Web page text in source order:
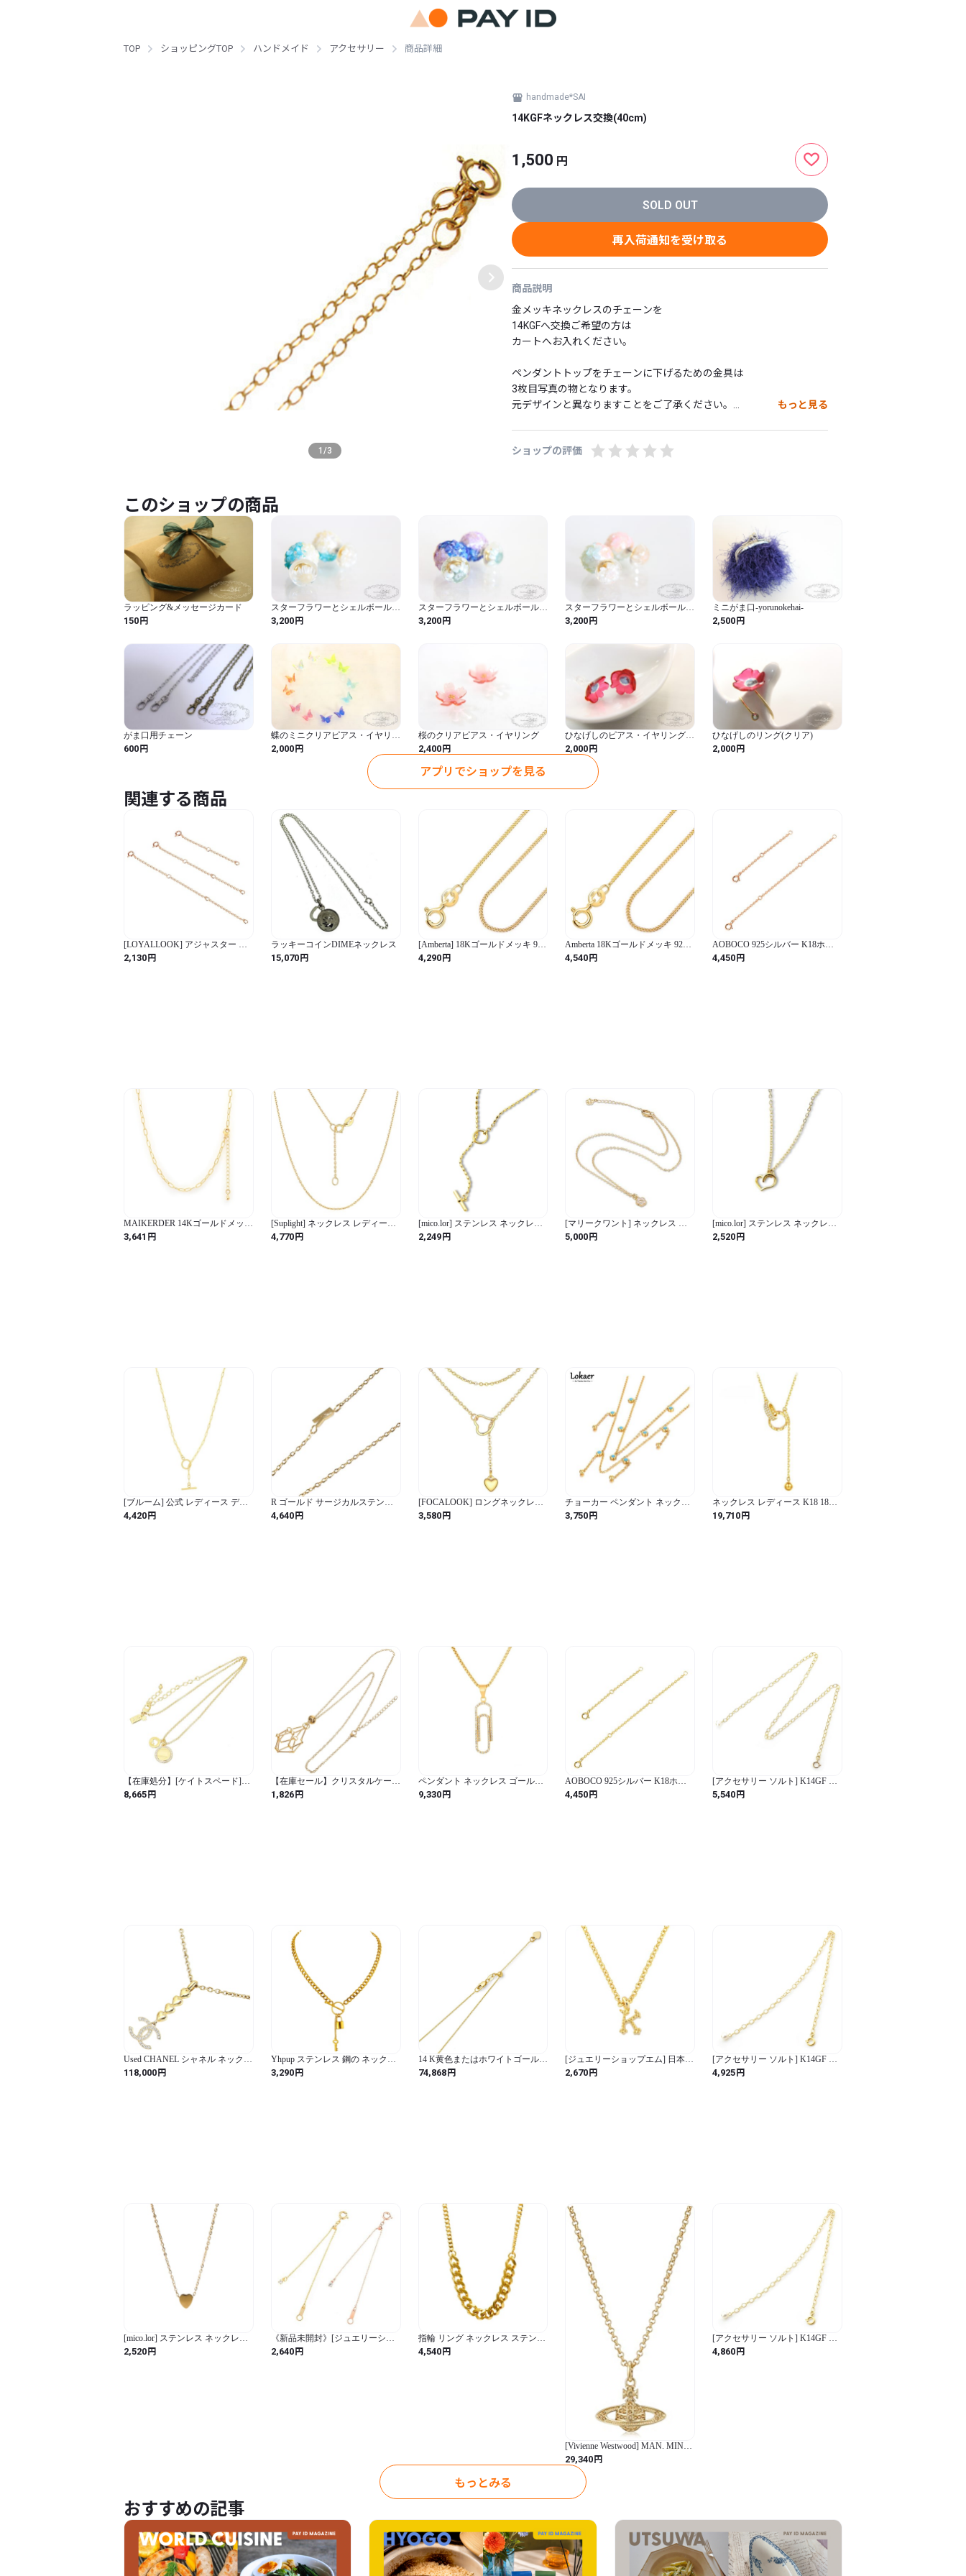
TOP ショッピングTOP ハンドメイド アクセサリー 商品詳細
1 /3
handmade*SAI
14KGFネックレス交換(40cm)
1,500 円
SOLD OUT
再入荷通知を受け取る
商品説明
金メッキネックレスのチェーンを
14KGFへ交換ご希望の方は
カートへお入れください。
ペンダントトップをチェーンに下げるための金具は
3枚目写真の物となります。
元デザインと異なりますことをご了承ください。
必ず交換希望の商品と一緒にカートにお入れください。
全重量の1/20以上が14金という意味です。
金メッキよりはるかに厚い層で作られているため、長時間使用してい
ても剥げてくることはほとんどありません。手軽に本物の金の輝きを
楽しめます。
まった場合は乾いた布ですぐにお拭きください。
通常は柔らかい布などで軽く拭いてください。研磨剤使用の金属用ク
ロスは表面を削ってしまいますので、使用はおすすめ致しません。ま
た、空気に触れないように個別保管をしてください。
●アレルギーについて●
18金やチタン、樹脂のようにアレルギー対応ではございませんのでご
了承ください。
もっと見る
ショップの評価
このショップの商品
ラッピング&メッセージカード
150円
スターフラワーとシェルボールキ
ャッチの2WAYピアス(ホワイト×
アクアブルー)
3,200円
スターフラワーとシェルボールキ
ャッチの2WAYピアスミッドナイ
トブルー×パープル)
3,200円
スターフラワーとシェルボールキ
ャッチの2WAYピアス(ピンク×ミ
ントグリーン)
3,200円
ミニがま口-yorunokehai-
2,500円
がま口用チェーン
600円
蝶のミニクリアピアス・イヤリン
グ-suisai-
2,000円
桜のクリアピアス・イヤリング
2,400円
ひなげしのピアス・イヤリング
(クリア)
2,000円
ひなげしのリング(クリア)
2,000円
アプリでショップを見る
関連する商品
[LOYALLOOK] アジャスター チ
ェーン ネックレス パーツ 人気 パ
ーツ チェーン 3本セット アレル
2,130円
ラッキーコインDIMEネックレス
15,070円
[Amberta] 18Kゴールドメッキ 925
スターリングシルバー 1.05mmカ
ーブチェーンネックレス 長さ
4,290円
Amberta 18Kゴールドメッキ 925
スターリングシルバー 1.05mmカ
ーブチェーンネックレス 70cm
4,540円
AOBOCO 925シルバー K18ホワ
イトゴールド アジャスターチェ
ーン 5cm 10cm 2本 ネックレス延
4,450円
MAIKERDER 14Kゴールドメッキ
ペーパークリップチェーンネック
レス 女性用 (ゴールド / 16 inch /
3,641 円
[Suplight] ネックレス レディース
チェーンのみ ゴールド つけっぱ
なし あずきチェーン k18金 金属
4,770円
[mico.lor] ステンレス ネックレス
(63) マンテル 金属アレルギー対
応 レディース メンズ サージカル
2,249円
[マリークワント] ネックレス パ
ール アクセサリー ラメエポビジ
ューデイジー 269903795 レディー
5,000円
[mico.lor] ステンレス ネックレス
(93) ハート 金属アレルギー対応
レディース サージカル 金色
2,520円
[ブルーム] 公式 レディース デザ
インネックレス ファインスティ
ール （サージカルステンレス
4,420円
R ゴールド サージカルステンレ
ス 金属アレルギー対応 本物 ゴー
ルド イニシャル R チャーム チェ
4,640円
[FOCALOOK] ロングネックレス
レディース Y字 サージカルステ
ンレス 金属アレルギー ラリエッ
3,580円
チョーカー ペンダント ネックレ
ス ジルコニア ステンレス チェー
ン ピック レディース 女性 キュー
3,750円
ネックレス レディース K18 18金
ペンダント 鎖骨チェーン ゴール
ド 18金ネックレス 人気 華奢 アク
19,710円
【在庫処分】[ケイトスペード]
kate spade アクセサリー(ネックレ
ス) O0RU2606 クリア×ゴールド
8,665円
【在庫セール】クリスタルケージ
ネックレスホルダー ストーン ペ
ンダント メタル製 コード付き
1,826円
ペンダント ネックレス ゴールド
レディース メンズ ヒップ ホップ
アイスド アウト キラキラ 紙 ペー
9,330円
AOBOCO 925シルバー K18ホワ
イトゴールド アジャスターチェ
ーン 5cm 10cm 2本 ネックレス延
4,450円
[アクセサリー ソルト] K14GF ア
ジャスター 淡水パールチャーム
30cm
5,540円
Used CHANEL シャネル ネックレ
ス ハート ココマーク ストラス イ
エローゴールド ABA263 超美品
118,000円
Yhpup ステンレス 鋼の ネックレ
ス 新しい 316l 金属製の ロック ペ
ンダント ミニマリストの 女性用
3,290円
14 K黄色またはホワイトゴールド
ソリッド1 mmケーブルリンク長
調整可能チェーンネックレスwith
74,868円
[ジュエリーショップエム] 日本製
ミル打ち イニシャル ネックレス
金属アレルギー対応 レディース
2,670円
[アクセサリー ソルト] K14GF ア
ジャスター 淡水パールチャーム
20cm (ゴールド / 20cm / 円形)
4,925円
[mico.lor] ステンレス ネックレス
(220) スモールハート ネックレス
レディース 女性用 ペンダント 金
2,520円
《新品未開封》[ジュエリーショ
ップエム] スライド アジャスター
ネックレス チェーン 延長チェー
2,640円
指輪 リング ネックレス ステンレ
ス ビンテージ ゴールド チェーン
シンプル レディース ジュエリー
4,540円
[Vivienne Westwood] MAN. MINI
BAS RELIEF ORB PENDANT
63020104/02R121 [並行輸入品]
29,340円
[アクセサリー ソルト] K14GF ア
ジャスター 淡水パールチャーム
20cm
4,860円
もっとみる
おすすめの記事